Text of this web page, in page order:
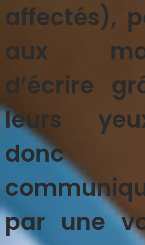
affectés),
aux
d’écrire
leurs
donc
par une